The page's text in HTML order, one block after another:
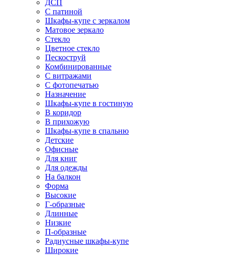
ДСП
С патиной
Шкафы-купе с зеркалом
Матовое зеркало
Стекло
Цветное стекло
Пескоструй
Комбинированные
С витражами
С фотопечатью
Назначение
Шкафы-купе в гостиную
В коридор
В прихожую
Шкафы-купе в спальню
Детские
Офисные
Для книг
Для одежды
На балкон
Форма
Высокие
Г-образные
Длинные
Низкие
П-образные
Радиусные шкафы-купе
Широкие